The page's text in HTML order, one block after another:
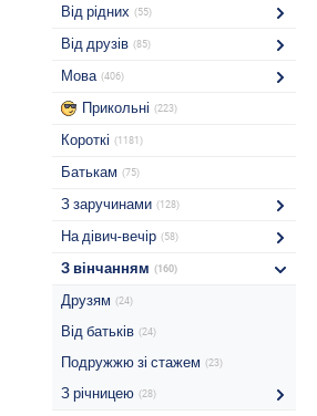
Від рідних (55)
Від друзів (85)
Мова (406)
Прикольні (223)
Короткі (1181)
Батькам (75)
З заручинами (128)
На дівич-вечір (58)
З вінчанням (160)
Друзям (24)
Від батьків (24)
Подружжю зі стажем (23)
З річницею (28)